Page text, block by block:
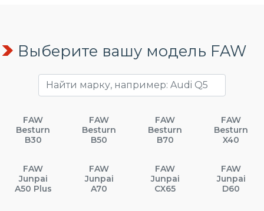
Выберите вашу модель FAW
FAW
Besturn
B30
FAW
Besturn
B50
FAW
Besturn
B70
FAW
Besturn
X40
FAW
Junpai
A50 Plus
FAW
Junpai
A70
FAW
Junpai
CX65
FAW
Junpai
D60